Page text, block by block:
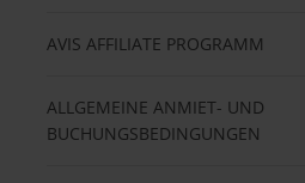
AVIS AFFILIATE PROGRAMM
ALLGEMEINE ANMIET- UND
BUCHUNGSBEDINGUNGEN